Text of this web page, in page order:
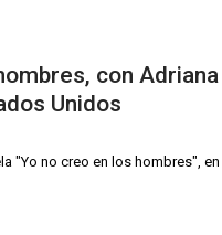
con Adriana
Unidos
"Yo no creo en los hombres", en